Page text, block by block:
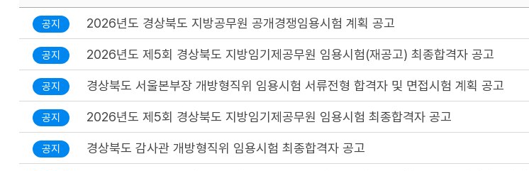
공지 2026년도 경상북도 지방공무원 공개경쟁임용시험 계획 공고
공지 2026년도 제5회 경상북도 지방임기제공무원 임용시험(재공고) 최종합격자 공고
공지 경상북도 서울본부장 개방형직위 임용시험 서류전형 합격자 및 면접시험 계획 공고
공지 2026년도 제5회 경상북도 지방임기제공무원 임용시험 최종합격자 공고
공지 경상북도 감사관 개방형직위 임용시험 최종합격자 공고